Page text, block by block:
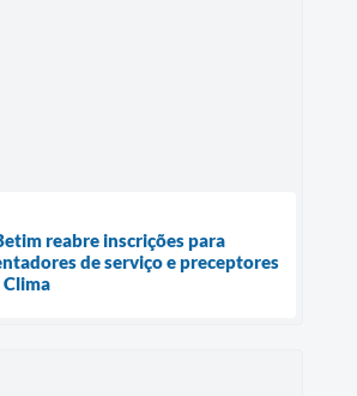
reabre inscrições para
de serviço e preceptores
Clima